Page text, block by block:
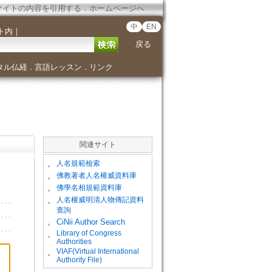
イトの内容を引用する．ホームページへ
内 ｜ 中 EN
戻る
ル仏経． 言語レッスン ． リンク
関連サイト
。 人名規範檢索
。 佛教著者人名權威資料庫
。 佛學名相規範資料庫
。
人名權威明清人物傳記資料
查詢
。
CiNii Author Search
。
Library of Congress
Authorities
。
VIAF(Virtual International
Authority File)